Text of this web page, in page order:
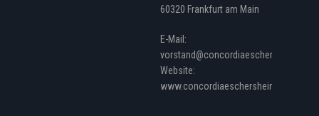
60320 Frankfurt am Main
E-Mail:
vorstand@concordiaeschersheim.de
Website:
www.concordiaeschersheim.de